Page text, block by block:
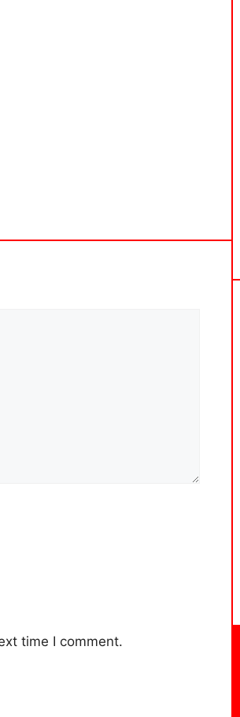
time I comment.